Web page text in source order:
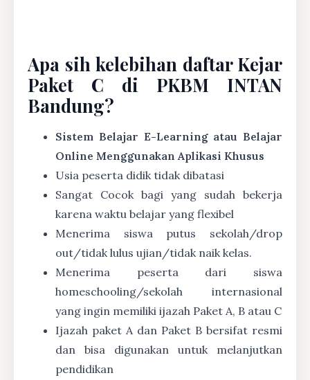
Apa sih kelebihan daftar Kejar
Paket C di PKBM INTAN
Bandung?
Sistem Belajar E-Learning atau Belajar
Online Menggunakan Aplikasi Khusus
Usia peserta didik tidak dibatasi
Sangat Cocok bagi yang sudah bekerja
karena waktu belajar yang flexibel
Menerima siswa putus sekolah/drop
out/tidak lulus ujian/tidak naik kelas.
Menerima peserta dari siswa
homeschooling/sekolah internasional
yang ingin memiliki ijazah Paket A, B atau C
Ijazah paket A dan Paket B bersifat resmi
dan bisa digunakan untuk melanjutkan
pendidikan